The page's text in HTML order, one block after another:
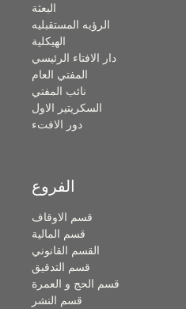
البعثة
الرؤيه المستقبليه
الهيكلية
دار الافتاء الرئيسي
المفتي العام
نائب المفتي
السكريتير الاول
دور الافتء
الفروع
قسم الاوقاف
قسم المالية
القسم القانوني
قسم التدقيق
قسم الحج و العمرة
قسم النشر